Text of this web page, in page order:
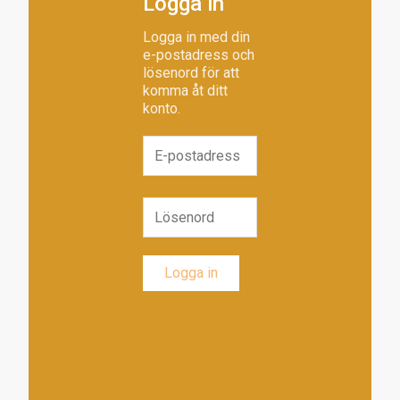
Logga in med din
e-postadress och
lösenord för att
komma åt ditt
konto.